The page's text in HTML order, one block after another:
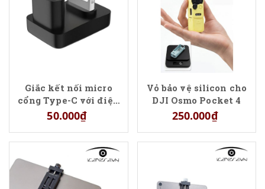
Giắc kết nối micro
cổng Type-C với điện
thoại cổng Lightning
50.000₫
Vỏ bảo vệ silicon cho
DJI Osmo Pocket 4
250.000₫